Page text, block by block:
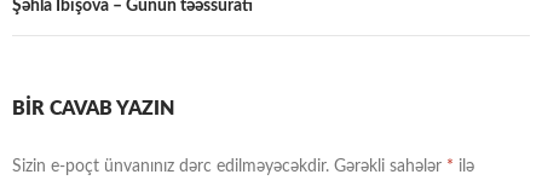
Şəhla İbişova – Günün təəssüratı
BIR CAVAB YAZIN
Sizin e-poçt ünvanınız dərc edilməyəcəkdir. Gərəkli sahələr * ilə